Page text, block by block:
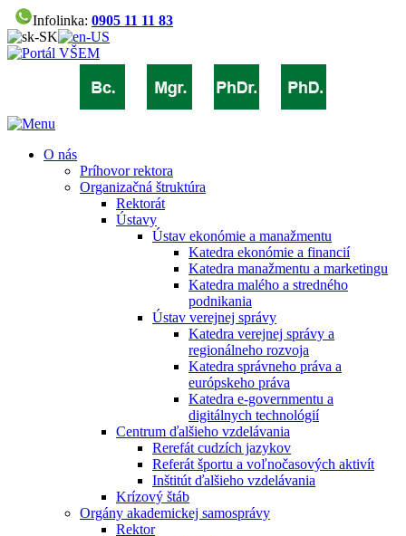
Infolinka: 0905 11 11 83
O nás
Príhovor rektora
Organizačná štruktúra
Rektorát
Ústavy
Ústav ekonómie a manažmentu
Katedra ekonómie a financií
Katedra manažmentu a marketingu
Katedra malého a stredného
podnikania
Ústav verejnej správy
Katedra verejnej správy a
regionálneho rozvoja
Katedra správneho práva a
európskeho práva
Katedra e-governmentu a
digitálnych technológií
Centrum ďalšieho vzdelávania
Rerefát cudzích jazykov
Referát športu a voľnočasových aktivít
Inštitút ďalšieho vzdelávania
Krízový štáb
Orgány akademickej samosprávy
Rektor